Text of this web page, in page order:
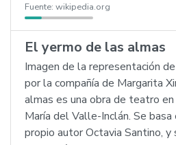
Fuente: wikipedia.org
El yermo de las almas
Imagen de la representación
por la compañía de Margarita
almas es una obra de teatro
María del Valle-Inclán. Se
propio autor Octavia Santino,